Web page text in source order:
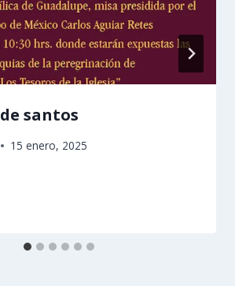
santos
15 enero, 2025